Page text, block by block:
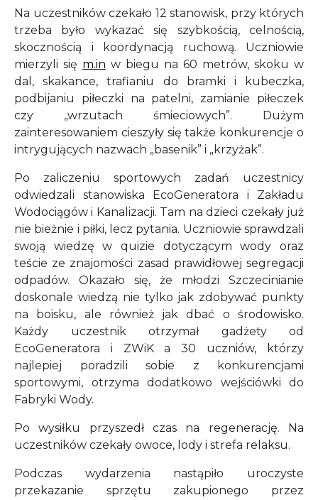
Na uczestników czekało 12 stanowisk, przy których
trzeba było wykazać się szybkością, celnością,
skocznością i koordynacją ruchową. Uczniowie
mierzyli się m.in w biegu na 60 metrów, skoku w
dal, skakance, trafianiu do bramki i kubeczka,
podbijaniu piłeczki na patelni, zamianie piłeczek
czy „wrzutach śmieciowych”. Dużym
zainteresowaniem cieszyły się także konkurencje o
intrygujących nazwach „basenik” i „krzyżak”.
Po zaliczeniu sportowych zadań uczestnicy
odwiedzali stanowiska EcoGeneratora i Zakładu
Wodociągów i Kanalizacji. Tam na dzieci czekały już
nie bieżnie i piłki, lecz pytania. Uczniowie sprawdzali
swoją wiedzę w quizie dotyczącym wody oraz
teście ze znajomości zasad prawidłowej segregacji
odpadów. Okazało się, że młodzi Szczecinianie
doskonale wiedzą nie tylko jak zdobywać punkty
na boisku, ale również jak dbać o środowisko.
Każdy uczestnik otrzymał gadżety od
EcoGeneratora i ZWiK a 30 uczniów, którzy
najlepiej poradzili sobie z konkurencjami
sportowymi, otrzyma dodatkowo wejściówki do
Fabryki Wody.
Po wysiłku przyszedł czas na regenerację. Na
uczestników czekały owoce, lody i strefa relaksu.
Podczas wydarzenia nastąpiło uroczyste
przekazanie sprzętu zakupionego przez